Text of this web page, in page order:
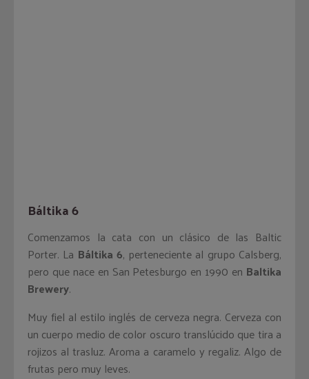
Báltika 6
Comenzamos la cata con un clásico de las Baltic
Porter. La Báltika 6, perteneciente al grupo Calsberg,
pero que nace en San Petesburgo en 1990 en Baltika
Brewery.
Muy fiel al estilo inglés de cerveza negra. Cerveza con
un cuerpo medio de color oscuro translúcido que tira a
rojizos al trasluz. Aroma a caramelo y regaliz. Algo de
frutas pero muy leves.